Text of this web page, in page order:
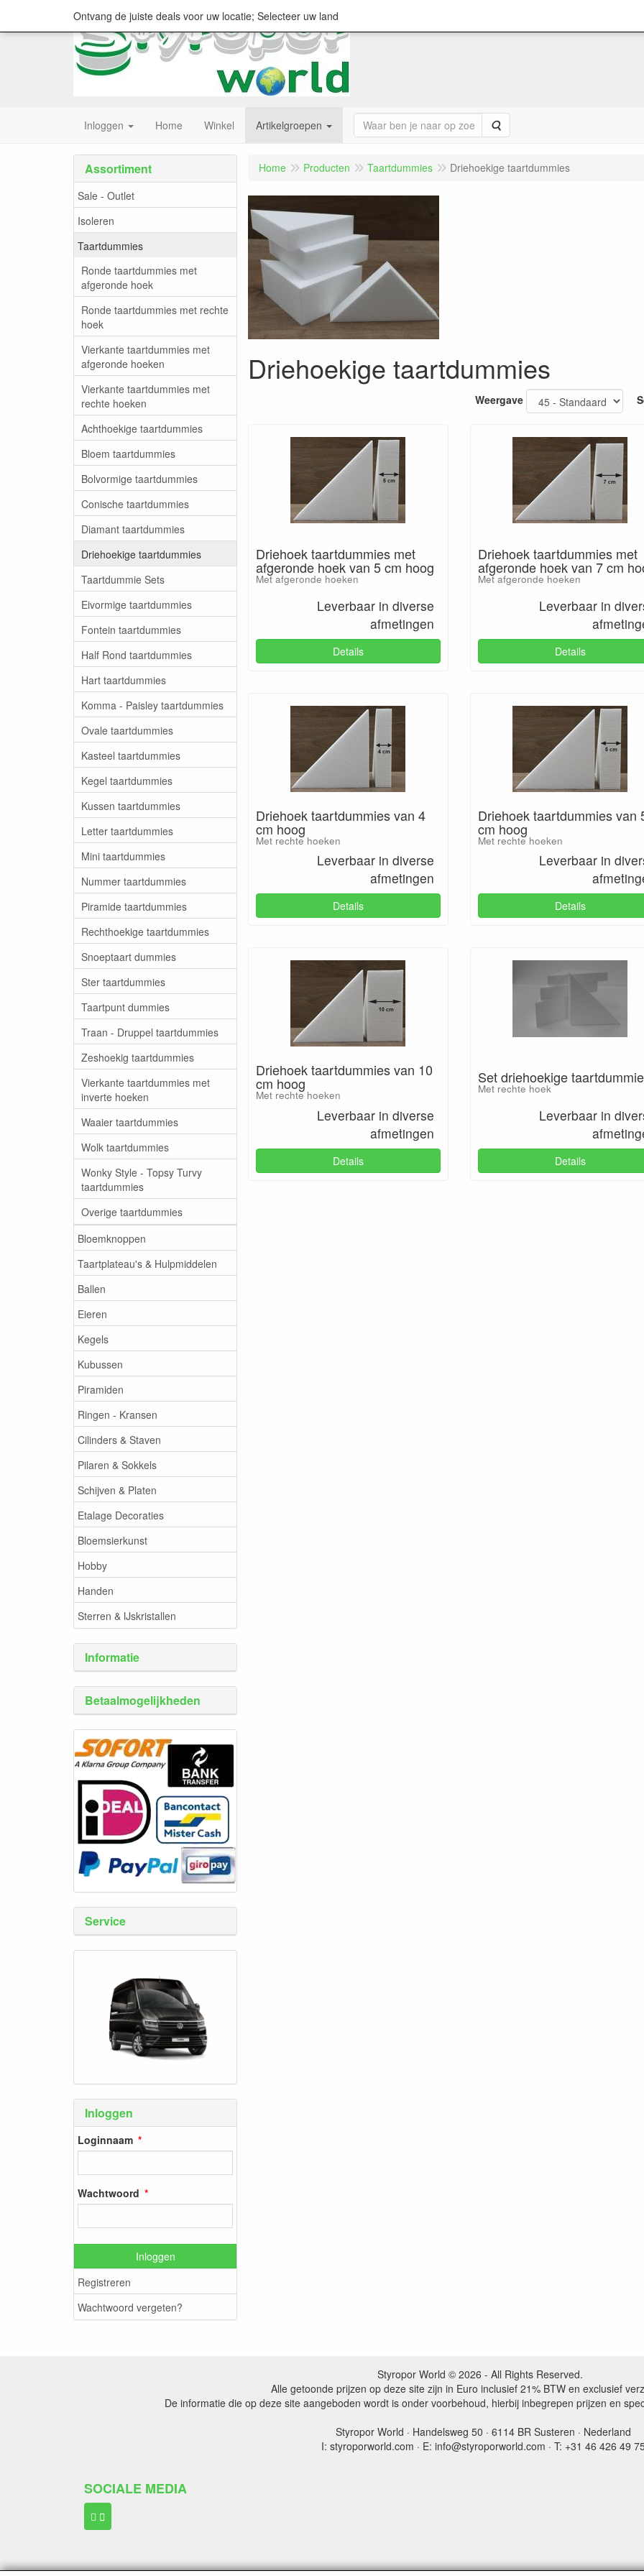
Inloggen Home Winkel Artikelgroepen Zoeken
Assortiment
Sale - Outlet
Isoleren
Taartdummies
Ronde taartdummies met
afgeronde hoek
Ronde taartdummies met rechte
hoek
Vierkante taartdummies met
afgeronde hoeken
Vierkante taartdummies met
rechte hoeken
Achthoekige taartdummies
Bloem taartdummies
Bolvormige taartdummies
Conische taartdummies
Diamant taartdummies
Driehoekige taartdummies
Taartdummie Sets
Eivormige taartdummies
Fontein taartdummies
Half Rond taartdummies
Hart taartdummies
Komma - Paisley taartdummies
Ovale taartdummies
Kasteel taartdummies
Kegel taartdummies
Kussen taartdummies
Letter taartdummies
Mini taartdummies
Nummer taartdummies
Piramide taartdummies
Rechthoekige taartdummies
Snoeptaart dummies
Ster taartdummies
Taartpunt dummies
Traan - Druppel taartdummies
Zeshoekig taartdummies
Vierkante taartdummies met
inverte hoeken
Waaier taartdummies
Wolk taartdummies
Wonky Style - Topsy Turvy
taartdummies
Overige taartdummies
Bloemknoppen
Taartplateau's & Hulpmiddelen
Ballen
Eieren
Kegels
Kubussen
Piramiden
Ringen - Kransen
Cilinders & Staven
Pilaren & Sokkels
Schijven & Platen
Etalage Decoraties
Bloemsierkunst
Hobby
Handen
Sterren & IJskristallen
Informatie
Betaalmogelijkheden
Service
Inloggen
Loginnaam
Wachtwoord
Inloggen
Registreren
Wachtwoord vergeten?
Home Producten Taartdummies Driehoekige taartdummies
Driehoekige taartdummies
Weergave
Driehoek taartdummies met
afgeronde hoek van 5 cm hoog
Met afgeronde hoeken
Leverbaar in diverse
afmetingen
Details
Driehoek taartdummies met
afgeronde hoek van 7 cm
Met afgeronde hoeken
Leverbaar in
Details
Driehoek taartdummies van 4
cm hoog
Met rechte hoeken
Leverbaar in diverse
afmetingen
Details
Driehoek taartdummies van
cm hoog
Met rechte hoeken
Leverbaar in
Details
Driehoek taartdummies van 10
cm hoog
Met rechte hoeken
Leverbaar in diverse
afmetingen
Details
Set driehoekige
Met rechte hoek
Leverbaar in
Details
Styropor World © 2026 - All Rights Reserved.
Alle getoonde prijzen op deze site zijn in Euro inclusief 21% BTW en exclusief
De informatie die op deze site aangeboden wordt is onder voorbehoud, hierbij inbegrepen prijzen en
Styropor World · Handelsweg 50 · 6114 BR Susteren · Nederland
I: styroporworld.com · E: info@styroporworld.com · T: +31 46 426 49
SOCIALE MEDIA
Ontvang de juiste deals voor uw locatie; Selecteer uw land